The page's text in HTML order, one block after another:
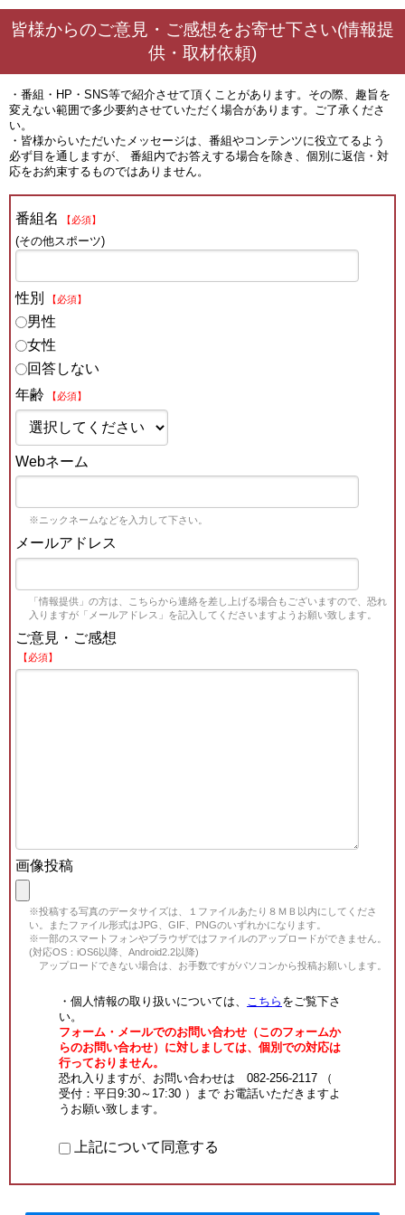
皆様からのご意見・ご感想をお寄せ下さい(情報提
供・取材依頼)
・番組・HP・SNS等で紹介させて頂くことがあります。その際、趣旨を
変えない範囲で多少要約させていただく場合があります。ご了承くださ
い。
・皆様からいただいたメッセージは、番組やコンテンツに役立てるよう
必ず目を通しますが、 番組内でお答えする場合を除き、個別に返信・対
応をお約束するものではありません。
番組名 【必須】
(その他スポーツ)
性別 【必須】
男性
女性
回答しない
年齢
【必須】
Webネーム
※ニックネームなどを入力して下さい。
メールアドレス
「情報提供」の方は、こちらから連絡を差し上げる場合もございますので、恐れ
入りますが「メールアドレス」を記入してくださいますようお願い致します。
ご意見・ご感想
【必須】
画像投稿
※投稿する写真のデータサイズは、１ファイルあたり８ＭＢ以内にしてくださ
い。またファイル形式はJPG、GIF、PNGのいずれかになります。
※一部のスマートフォンやブラウザではファイルのアップロードができません。
(対応OS：iOS6以降、Android2.2以降)
アップロードできない場合は、お手数ですがパソコンから投稿お願いします。
・個人情報の取り扱いについては、 こちら をご覧下さ
い。
フォーム・メールでのお問い合わせ（このフォームか
らのお問い合わせ）に対しましては、個別での対応は
行っておりません。
恐れ入りますが、お問い合わせは 082-256-2117 （
受付：平日9:30～17:30 ）まで お電話いただきますよ
うお願い致します。
上記について同意する